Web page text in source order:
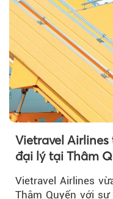
Vietravel
đại lý tại Thâm
đường bay
Vietravel Airlines
Thâm Quyến với